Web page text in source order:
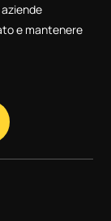
e mantenere